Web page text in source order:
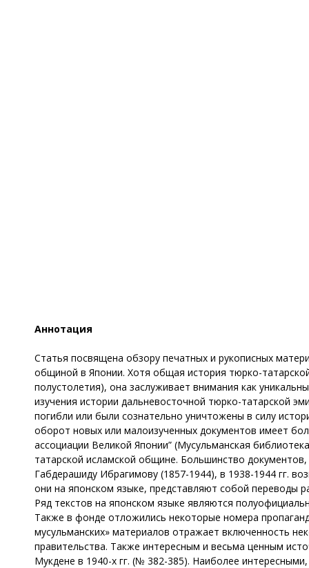
Аннотация
Статья посвящена обзору печатных и рукописных
общиной в Японии. Хотя общая история тюрко-
полустолетия), она заслуживает внимания как
изучения истории дальневосточной тюрко-татарской
погибли или были сознательно уничтожены в силу
оборот новых или малоизученных документов имеет
ассоциации Великой Японии” (Мусульманская
татарской исламской общине. Большинство
Габдерашиду Ибрагимову (1857-1944), в 1938-1944 гг.
они на японском языке, представляют собой переводы
Ряд текстов на японском языке являются
Также в фонде отложились некоторые номера
мусульманских» материалов отражает включенность
правительства. Также интересным и весьма ценным
Мукдене в 1940-х гг. (№ 382-385). Наиболее